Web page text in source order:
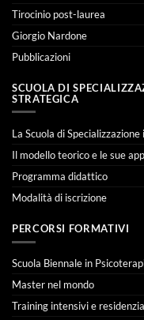
Tirocinio post-laurea
Giorgio Nardone
Pubblicazioni
SCUOLA DI
STRATEGICA
La Scuola di
Il modello teorico e le sue
Programma didattico
Modalità di iscrizione
PERCORSI FORMATIVI
Scuola Biennale in
Master nel mondo
Training intensivi e